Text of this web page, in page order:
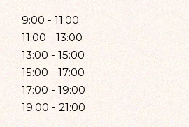
9:00 - 11:00
11:00 - 13:00
13:00 - 15:00
15:00 - 17:00
17:00 - 19:00
19:00 - 21:00